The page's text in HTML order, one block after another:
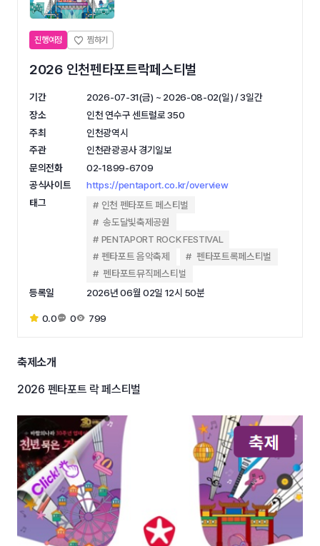
진행예정
2026 인천펜타포트락페스티벌
기간
2026-07-31(금) ~ 2026-08-02(일) / 3일간
장소
인천 연수구 센트럴로 350
주최
인천광역시
주관
인천관광공사 경기일보
문의전화
02-1899-6709
공식사이트
https://pentaport.co.kr/overview
태그
인천 펜타포트 페스티벌
송도달빛축제공원
PENTAPORT ROCK FESTIVAL
펜타포트 음악축제
펜타포트록페스티벌
펜타포트뮤직페스티벌
등록일
2026년 06월 02일 12시 50분
0.0 0 799
축제소개
2026 펜타포트 락 페스티벌